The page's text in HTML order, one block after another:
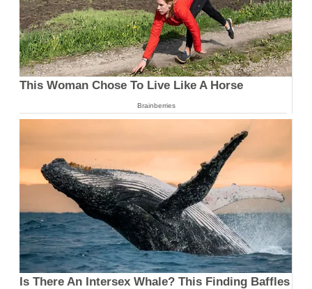
This Woman Chose To Live Like A Horse
Brainberries
Is There An Intersex Whale? This Finding Baffles